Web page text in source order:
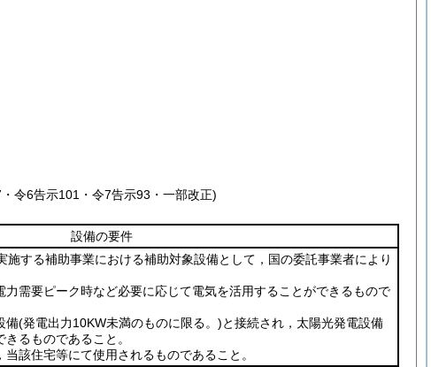
令6告示101・令7告示93・一部改正)
設備の要件
施する補助事業における補助対象設備として，国の委託事業者により
力需要ピーク時など必要に応じて電気を活用することができるもので
備(発電出力10KW未満のものに限る。)と接続され，太陽光発電設備
るものであること。
該住宅等にて使用されるものであること。